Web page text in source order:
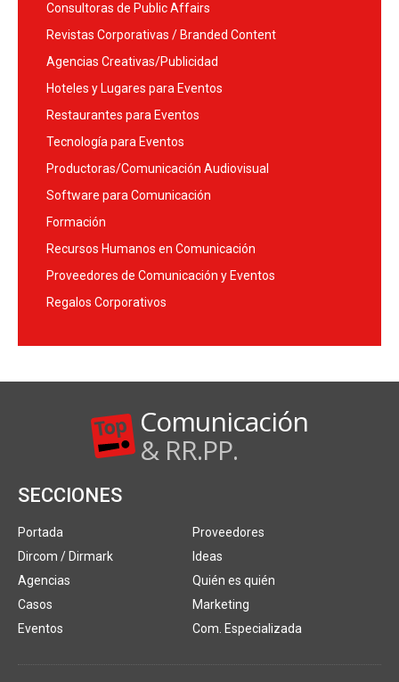
Consultoras de Public Affairs
Revistas Corporativas / Branded Content
Agencias Creativas/Publicidad
Hoteles y Lugares para Eventos
Restaurantes para Eventos
Tecnología para Eventos
Productoras/Comunicación Audiovisual
Software para Comunicación
Formación
Recursos Humanos en Comunicación
Proveedores de Comunicación y Eventos
Regalos Corporativos
Comunicación
& RR.PP.
SECCIONES
Portada
Dircom / Dirmark
Agencias
Casos
Eventos
Proveedores
Ideas
Quién es quién
Marketing
Com. Especializada